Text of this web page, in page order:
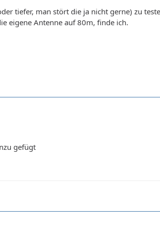
tiefer, man stört die ja nicht gerne) zu
eigene Antenne auf 80m, finde ich.
gefügt